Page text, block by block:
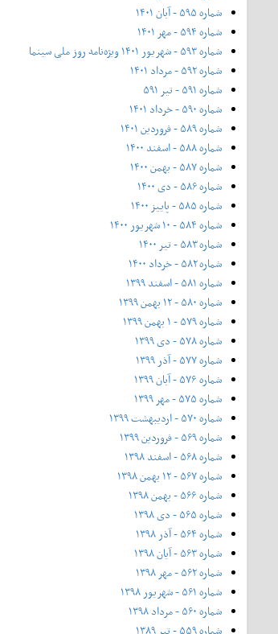
شماره ۵۹۵ - آبان ۱۴۰۱
شماره ۵۹۴ - مهر ۱۴۰۱
شماره ۵۹۳ - شهریور ۱۴۰۱ ویژه‌نامه روز ملی سینما
شماره ۵۹۲ - مرداد ۱۴۰۱
شماره ۵۹۱ - تیر ۵۹۱
شماره ۵۹۰ - خرداد ۱۴۰۱
شماره ۵۸۹ - فروردین ۱۴۰۱
شماره ۵۸۸ - اسفند ۱۴۰۰
شماره ۵۸۷ - بهمن ۱۴۰۰
شماره ۵۸۶ - دی ۱۴۰۰
شماره ۵۸۵ - پاییز ۱۴۰۰
شماره ۵۸۴ - ۱۰ شهریور ۱۴۰۰
شماره ۵۸۳ - تیر ۱۴۰۰
شماره ۵۸۲ - خرداد ۱۴۰۰
شماره ۵۸۱ - اسفند ۱۳۹۹
شماره ۵۸۰ - ۱۲ بهمن ۱۳۹۹
شماره ۵۷۹ - ۱ بهمن ۱۳۹۹
شماره ۵۷۸ - دی ۱۳۹۹
شماره ۵۷۷ - آذر ۱۳۹۹
شماره ۵۷۶ - آبان ۱۳۹۹
شماره ۵۷۵ - مهر ۱۳۹۹
شماره ۵۷۰ - اردیبهشت ۱۳۹۹
شماره ۵۶۹ - فروردین ۱۳۹۹
شماره ۵۶۸ - اسفند ۱۳۹۸
شماره ۵۶۷ - ۱۲ بهمن ۱۳۹۸
شماره ۵۶۶ - بهمن ۱۳۹۸
شماره ۵۶۵ - دی ۱۳۹۸
شماره ۵۶۴ - آذر ۱۳۹۸
شماره ۵۶۳ - آیان ۱۳۹۸
شماره ۵۶۲ - مهر ۱۳۹۸
شماره ۵۶۱ - شهریور ۱۳۹۸
شماره ۵۶۰ - مرداد ۱۳۹۸